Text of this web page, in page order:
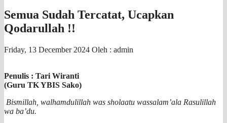
Semua Sudah Tercatat, Ucapkan
Qodarullah !!
Friday, 13 December 2024 Oleh : admin
Penulis : Tari Wiranti
(Guru TK YBIS Sako)
Bismillah, walhamdulillah was sholaatu wassalam’ala Rasulillah
wa ba’du.